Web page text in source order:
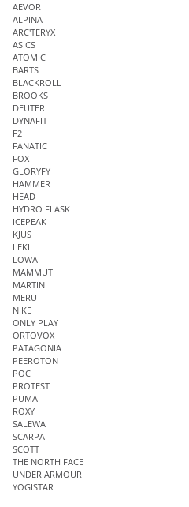
AEVOR
ALPINA
ARC'TERYX
ASICS
ATOMIC
BARTS
BLACKROLL
BROOKS
DEUTER
DYNAFIT
F2
FANATIC
FOX
GLORYFY
HAMMER
HEAD
HYDRO FLASK
ICEPEAK
KJUS
LEKI
LOWA
MAMMUT
MARTINI
MERU
NIKE
ONLY PLAY
ORTOVOX
PATAGONIA
PEEROTON
POC
PROTEST
PUMA
ROXY
SALEWA
SCARPA
SCOTT
THE NORTH FACE
UNDER ARMOUR
YOGISTAR